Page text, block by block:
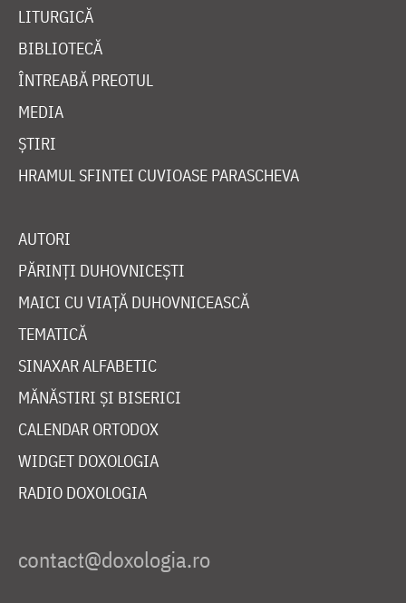
LITURGICĂ
BIBLIOTECĂ
ÎNTREABĂ PREOTUL
MEDIA
ȘTIRI
HRAMUL SFINTEI CUVIOASE PARASCHEVA
AUTORI
PĂRINȚI DUHOVNICEȘTI
MAICI CU VIAȚĂ DUHOVNICEASCĂ
TEMATICĂ
SINAXAR ALFABETIC
MĂNĂSTIRI ȘI BISERICI
CALENDAR ORTODOX
WIDGET DOXOLOGIA
RADIO DOXOLOGIA